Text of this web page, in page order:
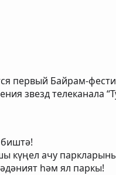
первый Байрам-
звезд телеканала
күңел ачу
һәм ял паркы!